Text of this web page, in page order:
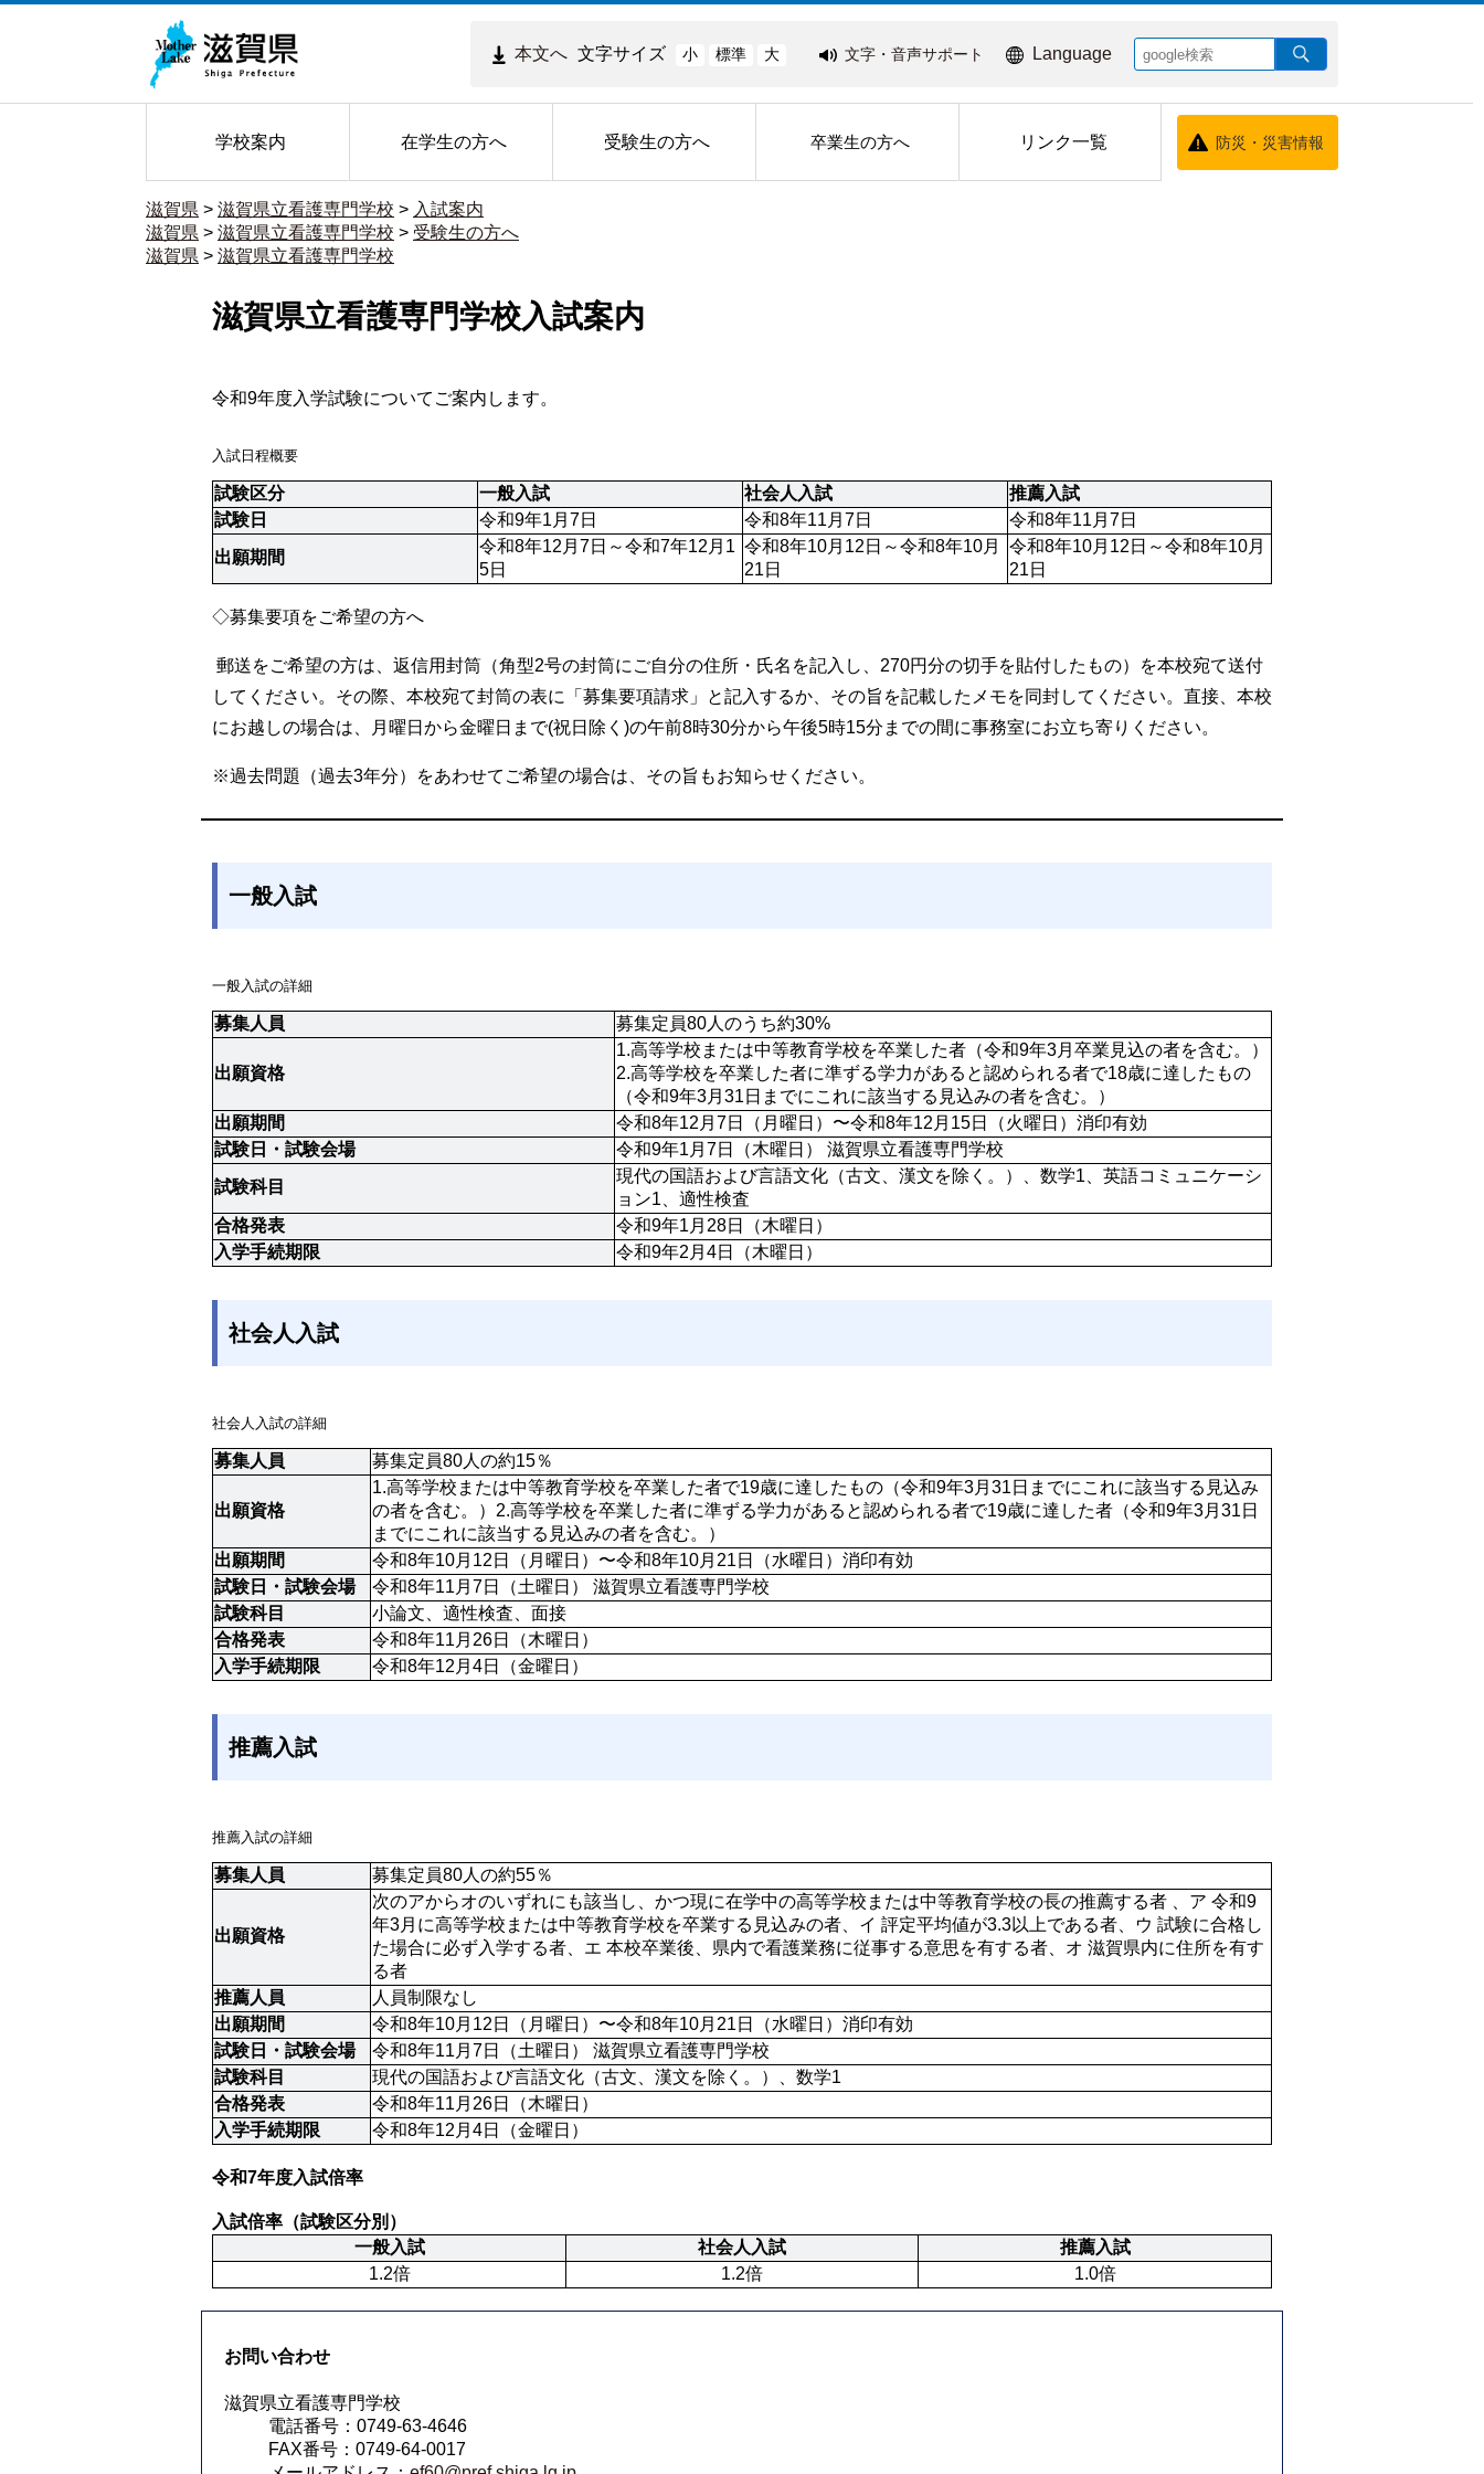
本文へ 文字サイズ 小 標準 大 文字・音声サポート Language
学校案内 在学生の方へ 受験生の方へ 卒業生の方へ リンク一覧 防災・災害情報
滋賀県 > 滋賀県立看護専門学校 > 入試案内
滋賀県 > 滋賀県立看護専門学校 > 受験生の方へ
滋賀県 > 滋賀県立看護専門学校
滋賀県立看護専門学校入試案内
令和9年度入学試験についてご案内します。
入試日程概要
試験区分 一般入試 社会人入試
推薦入試
試験日
令和9年1月7日 令和8年11月7日
令和8年11月7日
出願期間
令和8年12月7日～令和7年12月1
5日
令和8年10月12日～令和8年10月
21日
令和8年10月12日～令和8年10月
21日
◇募集要項をご希望の方へ
郵送をご希望の方は、返信用封筒（角型2号の封筒にご自分の住所・氏名を記入し、270円分の切手を貼付したもの）を本校宛て送付
してください。その際、本校宛て封筒の表に「募集要項請求」と記入するか、その旨を記載したメモを同封してください。直接、本校
にお越しの場合は、月曜日から金曜日まで(祝日除く)の午前8時30分から午後5時15分までの間に事務室にお立ち寄りください。
※過去問題（過去3年分）をあわせてご希望の場合は、その旨もお知らせください。
一般入試
一般入試の詳細
募集人員 募集定員80人のうち約30%
出願資格
1.高等学校または中等教育学校を卒業した者（令和9年3月卒業見込の者を含む。）
2.高等学校を卒業した者に準ずる学力があると認められる者で18歳に達したもの
（令和9年3月31日までにこれに該当する見込みの者を含む。）
出願期間
令和8年12月7日（月曜日）〜令和8年12月15日（火曜日）消印有効
試験日・試験会場
令和9年1月7日（木曜日） 滋賀県立看護専門学校
試験科目
現代の国語および言語文化（古文、漢文を除く。）、数学1、英語コミュニケーシ
ョン1、適性検査
合格発表
令和9年1月28日（木曜日）
入学手続期限
令和9年2月4日（木曜日）
社会人入試
社会人入試の詳細
募集人員 募集定員80人の約15％
出願資格
1.高等学校または中等教育学校を卒業した者で19歳に達したもの（令和9年3月31日までにこれに該当する見込み
の者を含む。）2.高等学校を卒業した者に準ずる学力があると認められる者で19歳に達した者（令和9年3月31日
までにこれに該当する見込みの者を含む。）
出願期間
令和8年10月12日（月曜日）〜令和8年10月21日（水曜日）消印有効
試験日・試験会場
令和8年11月7日（土曜日） 滋賀県立看護専門学校
試験科目
小論文、適性検査、面接
合格発表
令和8年11月26日（木曜日）
入学手続期限
令和8年12月4日（金曜日）
推薦入試
推薦入試の詳細
募集人員 募集定員80人の約55％
出願資格
次のアからオのいずれにも該当し、かつ現に在学中の高等学校または中等教育学校の長の推薦する者 、ア 令和9
年3月に高等学校または中等教育学校を卒業する見込みの者、イ 評定平均値が3.3以上である者、ウ 試験に合格し
た場合に必ず入学する者、エ 本校卒業後、県内で看護業務に従事する意思を有する者、オ 滋賀県内に住所を有す
る者
推薦人員
人員制限なし
出願期間
令和8年10月12日（月曜日）〜令和8年10月21日（水曜日）消印有効
試験日・試験会場
令和8年11月7日（土曜日） 滋賀県立看護専門学校
試験科目
現代の国語および言語文化（古文、漢文を除く。）、数学1
合格発表
令和8年11月26日（木曜日）
入学手続期限
令和8年12月4日（金曜日）
令和7年度入試倍率
入試倍率（試験区分別）
一般入試
社会人入試
推薦入試
1.2倍
1.2倍 1.0倍
お問い合わせ
滋賀県立看護専門学校
電話番号：0749-63-4646
FAX番号：0749-64-0017